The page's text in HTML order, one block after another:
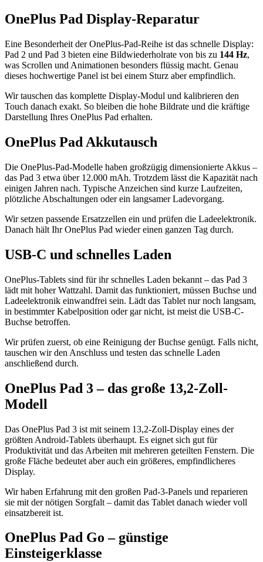
OnePlus Pad Display-Reparatur
Eine Besonderheit der OnePlus-Pad-Reihe ist das schnelle Display:
Pad 2 und Pad 3 bieten eine Bildwiederholrate von bis zu 144 Hz,
was Scrollen und Animationen besonders flüssig macht. Genau
dieses hochwertige Panel ist bei einem Sturz aber empfindlich.
Wir tauschen das komplette Display-Modul und kalibrieren den
Touch danach exakt. So bleiben die hohe Bildrate und die kräftige
Darstellung Ihres OnePlus Pad erhalten.
OnePlus Pad Akkutausch
Die OnePlus-Pad-Modelle haben großzügig dimensionierte Akkus –
das Pad 3 etwa über 12.000 mAh. Trotzdem lässt die Kapazität nach
einigen Jahren nach. Typische Anzeichen sind kurze Laufzeiten,
plötzliche Abschaltungen oder ein langsamer Ladevorgang.
Wir setzen passende Ersatzzellen ein und prüfen die Ladeelektronik.
Danach hält Ihr OnePlus Pad wieder einen ganzen Tag durch.
USB-C und schnelles Laden
OnePlus-Tablets sind für ihr schnelles Laden bekannt – das Pad 3
lädt mit hoher Wattzahl. Damit das funktioniert, müssen Buchse und
Ladeelektronik einwandfrei sein. Lädt das Tablet nur noch langsam,
in bestimmter Kabelposition oder gar nicht, ist meist die USB-C-
Buchse betroffen.
Wir prüfen zuerst, ob eine Reinigung der Buchse genügt. Falls nicht,
tauschen wir den Anschluss und testen das schnelle Laden
anschließend durch.
OnePlus Pad 3 – das große 13,2-Zoll-
Modell
Das OnePlus Pad 3 ist mit seinem 13,2-Zoll-Display eines der
größten Android-Tablets überhaupt. Es eignet sich gut für
Produktivität und das Arbeiten mit mehreren geteilten Fenstern. Die
große Fläche bedeutet aber auch ein größeres, empfindlicheres
Display.
Wir haben Erfahrung mit den großen Pad-3-Panels und reparieren
sie mit der nötigen Sorgfalt – damit das Tablet danach wieder voll
einsatzbereit ist.
OnePlus Pad Go – günstige
Einsteigerklasse